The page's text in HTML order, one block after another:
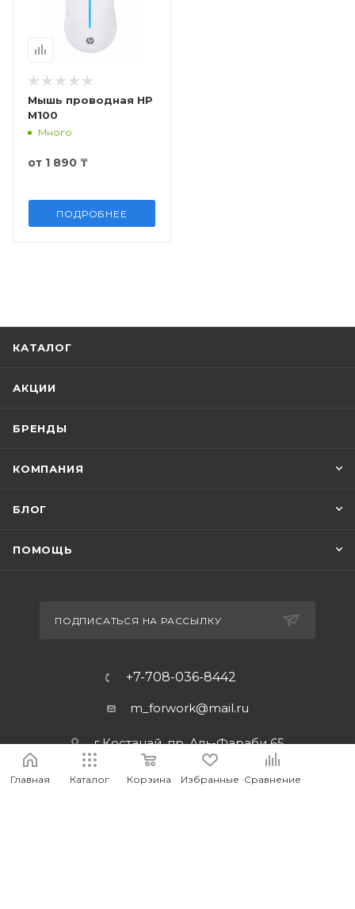
Мышь проводная HP
M100
Много
от 1 890 ₸
ПОДРОБНЕЕ
КАТАЛОГ
АКЦИИ
БРЕНДЫ
КОМПАНИЯ
БЛОГ
ПОМОЩЬ
ПОДПИСАТЬСЯ НА РАССЫЛКУ
+7-708-036-8442
m_forwork@mail.ru
г.Костанай, пр. Аль-Фараби 65
Главная Каталог Корзина Избранные Сравнение